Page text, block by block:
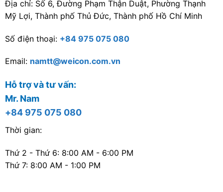
Địa chỉ: Số 6, Đường Phạm Thận Duật, Phường Thạnh
Mỹ Lợi, Thành phố Thủ Đức, Thành phố Hồ Chí Minh
Số điện thoại: +84 975 075 080
Email: namtt@weicon.com.vn
Hỗ trợ và tư vấn:
Mr. Nam
+84 975 075 080
Thời gian:
Thứ 2 - Thứ 6: 8:00 AM - 6:00 PM
Thứ 7: 8:00 AM - 1:00 PM